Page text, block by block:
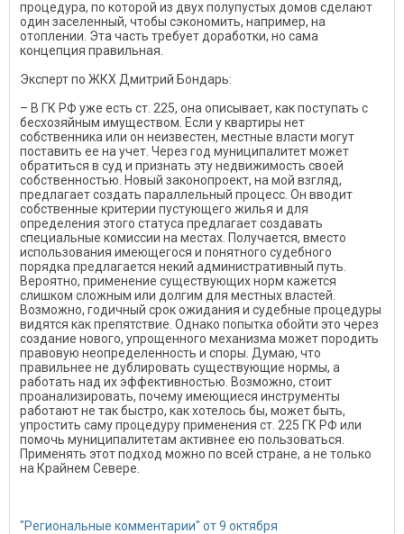
процедура, по которой из двух полупустых домов сделают
один заселенный, чтобы сэкономить, например, на
отоплении. Эта часть требует доработки, но сама
концепция правильная.
Эксперт по ЖКХ Дмитрий Бондарь:
– В ГК РФ уже есть ст. 225, она описывает, как поступать с
бесхозяйным имуществом. Если у квартиры нет
собственника или он неизвестен, местные власти могут
поставить ее на учет. Через год муниципалитет может
обратиться в суд и признать эту недвижимость своей
собственностью. Новый законопроект, на мой взгляд,
предлагает создать параллельный процесс. Он вводит
собственные критерии пустующего жилья и для
определения этого статуса предлагает создавать
специальные комиссии на местах. Получается, вместо
использования имеющегося и понятного судебного
порядка предлагается некий административный путь.
Вероятно, применение существующих норм кажется
слишком сложным или долгим для местных властей.
Возможно, годичный срок ожидания и судебные процедуры
видятся как препятствие. Однако попытка обойти это через
создание нового, упрощенного механизма может породить
правовую неопределенность и споры. Думаю, что
правильнее не дублировать существующие нормы, а
работать над их эффективностью. Возможно, стоит
проанализировать, почему имеющиеся инструменты
работают не так быстро, как хотелось бы, может быть,
упростить саму процедуру применения ст. 225 ГК РФ или
помочь муниципалитетам активнее ею пользоваться.
Применять этот подход можно по всей стране, а не только
на Крайнем Севере.
"Региональные комментарии" от 9 октября